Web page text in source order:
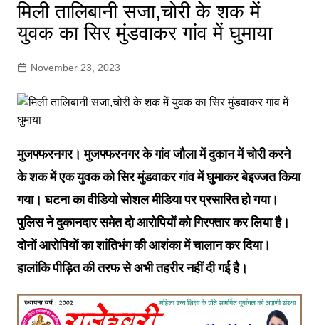
मिली तालिबानी सजा,चोरी के शक में
युवक का सिर मुंडवाकर गांव में घुमाया
November 23, 2023
मुजफ्फरनगर। मुजफ्फरनगर के गांव जौला में दुकान में चोरी करने
के शक में एक युवक को सिर मुंडवाकर गांव में घुमाकर बेइज्जत किया
गया। घटना का वीडियो सोशल मीडिया पर प्रसारित हो गया।
पुलिस ने दुकानदार समेत दो आरोपियों को गिरफ्तार कर लिया है।
दोनों आरोपियों का शांतिभंग की आशंका में चालान कर दिया।
हालांकि पीड़ित की तरफ से अभी तहरीर नहीं दी गई है।